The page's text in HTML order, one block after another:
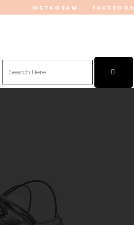
INSTAGRAM FACEBOOK
Search
for: